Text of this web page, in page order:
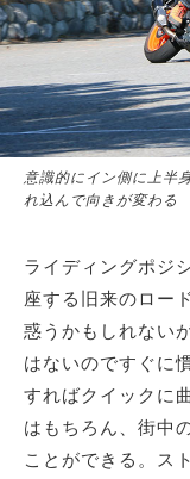
意識的にイン側に上半
れ込んで向きが変わる
ライディングポジ
座する旧来のロー
惑うかもしれない
はないのですぐに
すればクイックに
はもちろん、街中
ことができる。ス